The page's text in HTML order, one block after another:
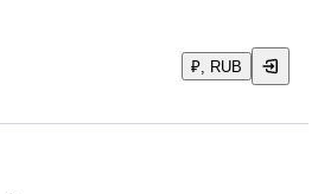
₽, RUB